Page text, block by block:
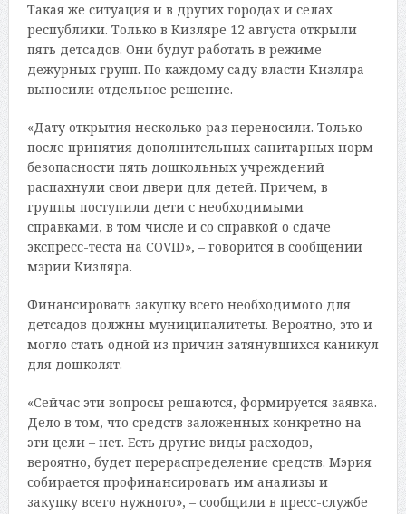
Такая же ситуация и в других городах и селах
республики. Только в Кизляре 12 августа открыли
пять детсадов. Они будут работать в режиме
дежурных групп. По каждому саду власти Кизляра
выносили отдельное решение.
«Дату открытия несколько раз переносили. Только
после принятия дополнительных санитарных норм
безопасности пять дошкольных учреждений
распахнули свои двери для детей. Причем, в
группы поступили дети с необходимыми
справками, в том числе и со справкой о сдаче
экспресс-теста на COVID», – говорится в сообщении
мэрии Кизляра.
Финансировать закупку всего необходимого для
детсадов должны муниципалитеты. Вероятно, это и
могло стать одной из причин затянувшихся каникул
для дошколят.
«Сейчас эти вопросы решаются, формируется заявка.
Дело в том, что средств заложенных конкретно на
эти цели – нет. Есть другие виды расходов,
вероятно, будет перераспределение средств. Мэрия
собирается профинансировать им анализы и
закупку всего нужного», – сообщили в пресс-службе